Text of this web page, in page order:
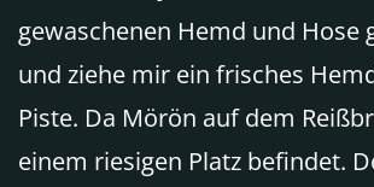
gewaschenen Hemd und
und ziehe mir ein frisches
Piste. Da Mörön auf dem
einem riesigen Platz befindet.